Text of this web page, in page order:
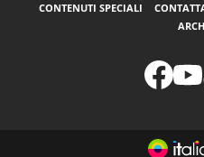
CONTENUTI SPECIALI